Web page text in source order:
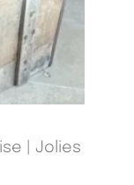
| Jolies